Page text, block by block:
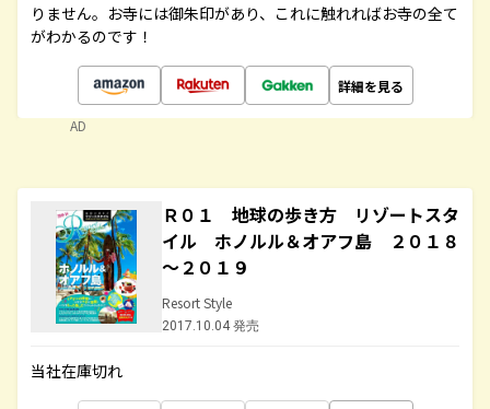
りません。お寺には御朱印があり、これに触れればお寺の全て
がわかるのです！
詳細を見る
AD
Ｒ０１ 地球の歩き方 リゾートスタ
イル ホノルル＆オアフ島 ２０１８
～２０１９
Resort Style
2017.10.04 発売
当社在庫切れ